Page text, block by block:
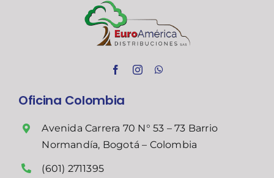
Oficina Colombia
Avenida Carrera 70 N° 53 – 73 Barrio
Normandía, Bogotá – Colombia
(601) 2711395